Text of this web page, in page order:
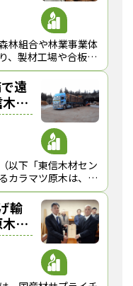
林組合や林業事業体
、製材工場や合板工
る。原木の年間取扱
は県内が６割、
遠
材
以下「東信木材セン
カラマツ原木は、各
ている広域流通商品
の対応として
輸
ト